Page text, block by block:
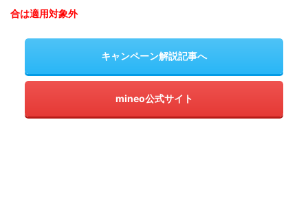
合は適用対象外
キャンペーン解説記事へ
mineo公式サイト